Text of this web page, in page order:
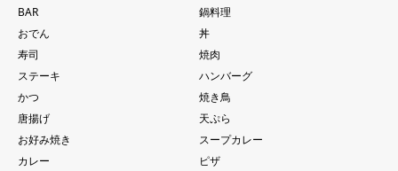
BAR
鍋料理
おでん
丼
寿司
焼肉
ステーキ
ハンバーグ
かつ
焼き鳥
唐揚げ
天ぷら
お好み焼き
スープカレー
カレー
ピザ